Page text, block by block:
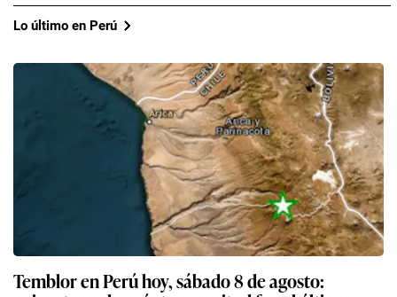
Lo último en Perú
Temblor en Perú hoy, sábado 8 de agosto: